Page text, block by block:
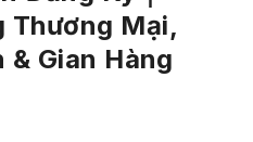
Thương Mại,
& Gian Hàng